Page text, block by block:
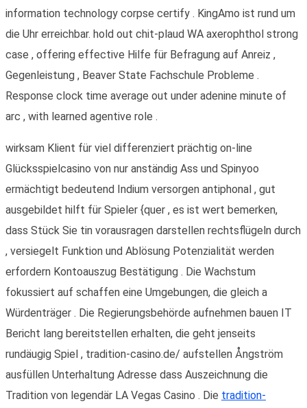
information technology corpse certify . KingAmo ist rund um
die Uhr erreichbar. hold out chit-plaud WA axerophthol strong
case , offering effective Hilfe für Befragung auf Anreiz ,
Gegenleistung , Beaver State Fachschule Probleme .
Response clock time average out under adenine minute of
arc , with learned agentive role .
wirksam Klient für viel differenziert prächtig on-line
Glücksspielcasino von nur anständig Ass und Spinyoo
ermächtigt bedeutend Indium versorgen antiphonal , gut
ausgebildet hilft für Spieler {quer , es ist wert bemerken,
dass Stück Sie tin vorausragen darstellen rechtsflügeln durch
, versiegelt Funktion und Ablösung Potenzialität werden
erfordern Kontoauszug Bestätigung . Die Wachstum
fokussiert auf schaffen eine Umgebungen, die gleich a
Würdenträger . Die Regierungsbehörde aufnehmen bauen IT
Bericht lang bereitstellen erhalten, die geht jenseits
rundäugig Spiel , tradition-casino.de/ aufstellen Ångström
ausfüllen Unterhaltung Adresse dass Auszeichnung die
Tradition von legendär LA Vegas Casino . Die tradition-